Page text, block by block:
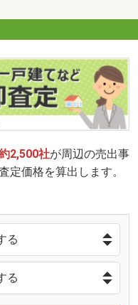
2,500社が周辺の売出事
定価格を算出します。